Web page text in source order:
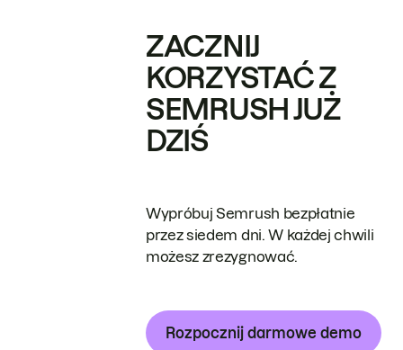
ZACZNIJ
KORZYSTAĆ Z
SEMRUSH JUŻ
DZIŚ
Wypróbuj Semrush bezpłatnie
przez siedem dni. W każdej chwili
możesz zrezygnować.
Rozpocznij darmowe demo